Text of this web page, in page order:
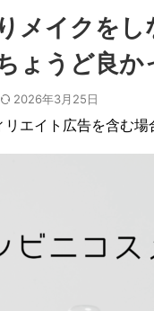
メイクを
ょうど良か
2026年3月25日
エイト広告を含む場